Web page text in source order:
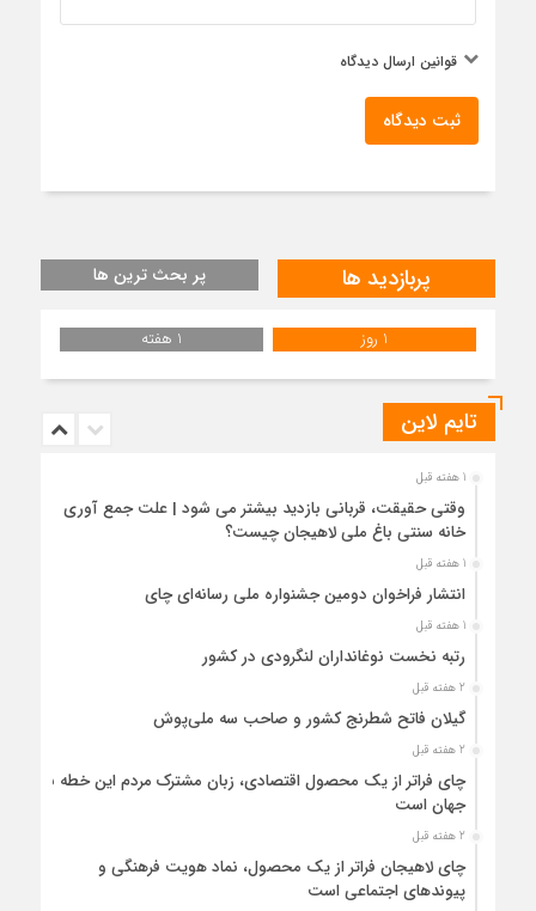
قوانین ارسال دیدگاه
ثبت دیدگاه
پربازدید ها پر بحث ترین ها
1 روز 1 هفته
تایم لاین
1 هفته قبل
وقتی حقیقت، قربانی بازدید بیشتر می شود | علت جمع آوری
خانه سنتی باغ ملی لاهیجان چیست؟
1 هفته قبل
انتشار فراخوان دومین جشنواره ملی رسانه‌ای چای
1 هفته قبل
رتبه نخست نوغانداران لنگرودی در کشور
2 هفته قبل
گیلان فاتح شطرنج کشور و صاحب سه ملی‌پوش
2 هفته قبل
چای فراتر از یک محصول اقتصادی، زبان مشترک مردم این خطه با
جهان است
2 هفته قبل
چای لاهیجان فراتر از یک محصول، نماد هویت فرهنگی و
پیوندهای اجتماعی است